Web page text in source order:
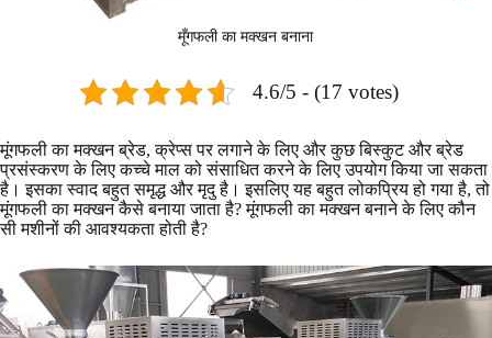
मूँगफली का मक्खन बनाना
4.6/5 - (17 votes)
मूंगफली का मक्खन ब्रेड, क्रेप्स पर लगाने के लिए और कुछ बिस्कुट और ब्रेड
प्रसंस्करण के लिए कच्चे माल को संसाधित करने के लिए उपयोग किया जा सकता
है। इसका स्वाद बहुत समृद्ध और मृदु है। इसलिए यह बहुत लोकप्रिय हो गया है, तो
मूंगफली का मक्खन कैसे बनाया जाता है? मूंगफली का मक्खन बनाने के लिए कौन
सी मशीनों की आवश्यकता होती है?